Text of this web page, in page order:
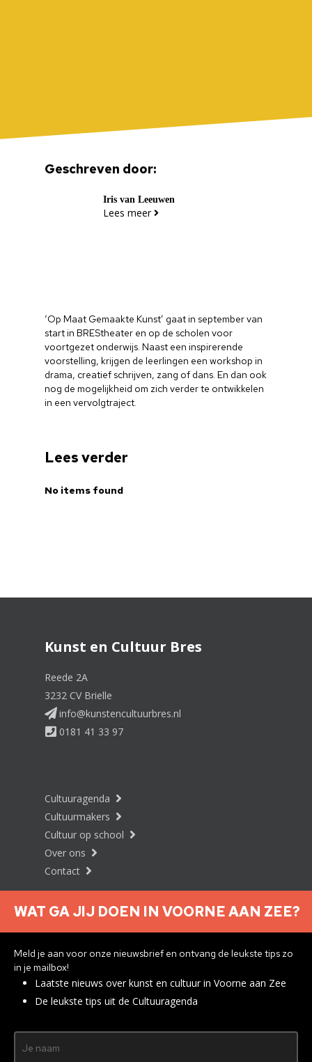
‘Op Maat Gemaakte Kunst’ gaat in september van
start in BREStheater en op de scholen voor
voortgezet onderwijs. Naast een inspirerende
voorstelling, krijgen de leerlingen een workshop in
drama, creatief schrijven, zang of dans. En dan ook
nog de mogelijkheid om zich verder te ontwikkelen
in een vervolgtraject.
Geschreven door:
Iris van Leeuwen
Lees meer
Lees verder
No items found
Kunst en Cultuur Bres
Reede 2A
3232 CV Brielle
info@kunstencultuurbres.nl
0181 41 33 97
Cultuuragenda
Cultuurmakers
Cultuur op school
Over ons
Contact
Nieuwsbrief aanmelden
Privacyverklaring
Over ons
Nieuwsbrief
Doneren
WAT GA JIJ DOEN IN VOORNE AAN ZEE?
Meld je aan voor onze nieuwsbrief en ontvang de leukste tips zo
in je mailbox!
Laatste nieuws over kunst en cultuur in Voorne aan Zee
De leukste tips uit de Cultuuragenda